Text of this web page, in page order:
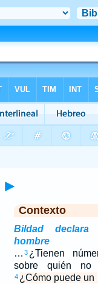
►
Contexto
Bildad
hombre
… 3 ¿Tienen
sobre quién
4 ¿Cómo puede un